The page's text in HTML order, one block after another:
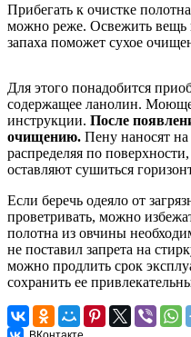
Прибегать к очистке
можно реже. Освежить вещь
запаха поможет сухое
Для этого понадобится
содержащее ланолин.
инструкции. После
очищению. Пену наносят на
распределяя по
оставляют сушиться
Если беречь одеяло от
проветривать, можно
полотна из овчины
не поставил запрета на
можно продлить срок
сохранить ее